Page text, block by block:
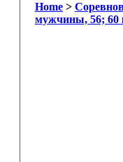
Home >
мужчины, 56; 60